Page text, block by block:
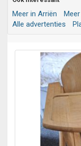
Meer in Arriën
Alle advertenties